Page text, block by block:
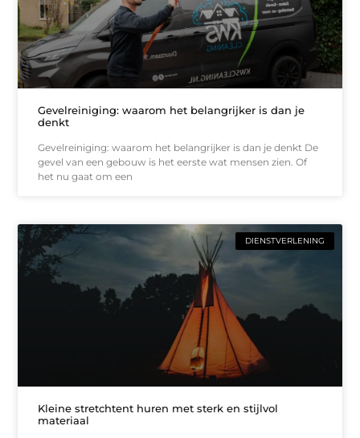
Gevelreiniging: waarom het belangrijker is dan je
denkt
Gevelreiniging: waarom het belangrijker is dan je denkt De
gevel van een gebouw is het eerste wat mensen zien. Of
het nu gaat om een
DIENSTVERLENING
Kleine stretchtent huren met sterk en stijlvol
materiaal